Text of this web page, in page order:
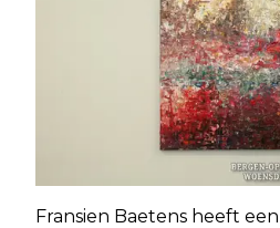
Fransien Baetens heeft